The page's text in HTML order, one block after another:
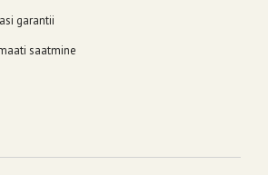
garantii
saatmine